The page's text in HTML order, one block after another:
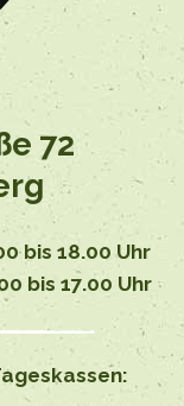
72
bis 18.00 Uhr
bis 17.00 Uhr